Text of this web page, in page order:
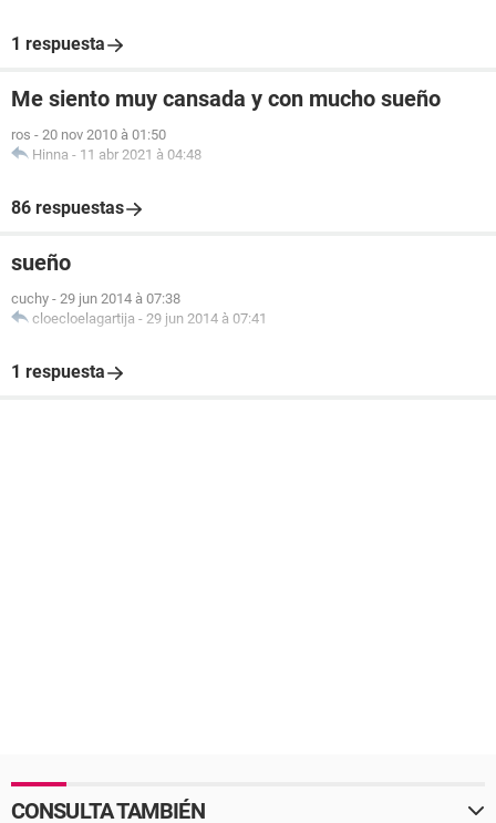
1 respuesta
Me siento muy cansada y con mucho sueño
ros - 20 nov 2010 à 01:50
Hinna - 11 abr 2021 à 04:48
86 respuestas
sueño
cuchy - 29 jun 2014 à 07:38
cloecloelagartija - 29 jun 2014 à 07:41
1 respuesta
CONSULTA TAMBIÉN